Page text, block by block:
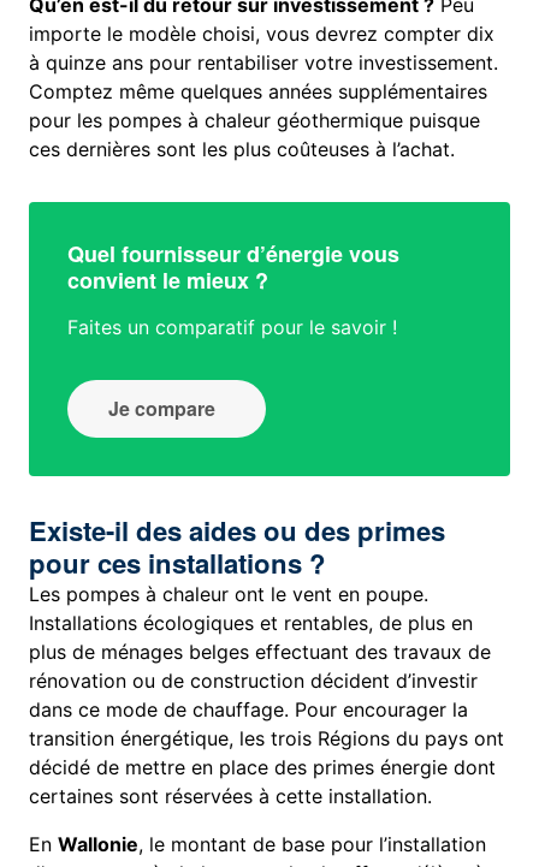
Qu’en est-il du retour sur investissement ? Peu
importe le modèle choisi, vous devrez compter dix
à quinze ans pour rentabiliser votre investissement.
Comptez même quelques années supplémentaires
pour les pompes à chaleur géothermique puisque
ces dernières sont les plus coûteuses à l’achat.
Quel fournisseur d’énergie vous
convient le mieux ?
Faites un comparatif pour le savoir !
Je compare
Existe-il des aides ou des primes
pour ces installations ?
Les pompes à chaleur ont le vent en poupe.
Installations écologiques et rentables, de plus en
plus de ménages belges effectuant des travaux de
rénovation ou de construction décident d’investir
dans ce mode de chauffage. Pour encourager la
transition énergétique, les trois Régions du pays ont
décidé de mettre en place des primes énergie dont
certaines sont réservées à cette installation.
EnWallonie, le montant de base pour l’installation